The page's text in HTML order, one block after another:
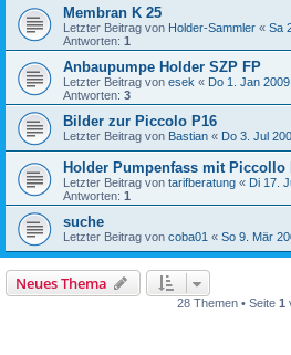
Membran K 25
Letzter Beitrag von Holder-Sammler « Sa
Antworten: 1
Anbaupumpe Holder SZP FP
Letzter Beitrag von esek « Do 1. Jan
Antworten: 3
Bilder zur Piccolo P16
Letzter Beitrag von Bastian « Do 3. Jul
Holder Pumpenfass mit Piccollo
Letzter Beitrag von tarifberatung « Di 17.
Antworten: 1
suche
Letzter Beitrag von coba01 « So 9. Mär
Neues Thema
28 Themen • Seite 1